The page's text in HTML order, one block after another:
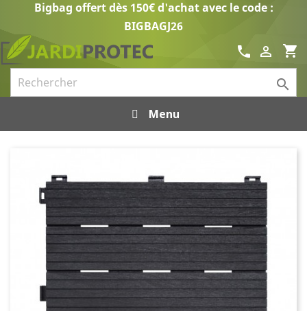
Bigbag offert dès 150€ d'achat avec le code :
BIGBAGJ26
shopping_cart

call

Menu